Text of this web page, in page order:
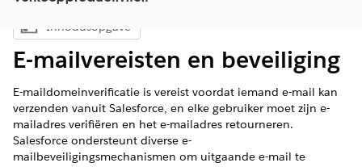
Inhoudsopgave weergeven
Inhoudsopgave
E-mailvereisten en beveiliging
E-maildomeinverificatie is vereist voordat iemand e-mail kan
verzenden vanuit Salesforce, en elke gebruiker moet zijn e-
mailadres verifiëren en het e-mailadres retourneren.
Salesforce ondersteunt diverse e-
mailbeveiligingsmechanismen om uitgaande e-mail te